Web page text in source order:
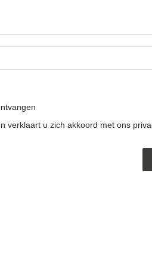
verklaart u zich akkoord met ons